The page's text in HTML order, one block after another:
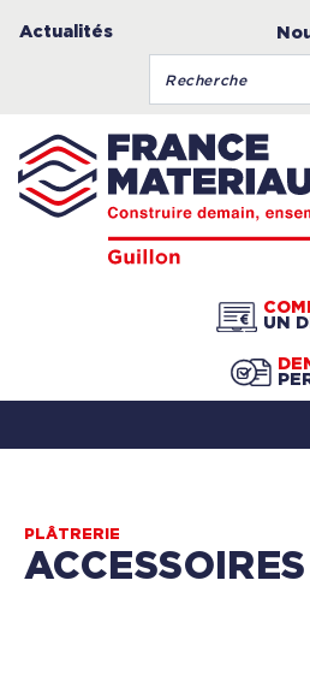
Actualités
UN
PLÂTRERIE
ACCESSOIRES